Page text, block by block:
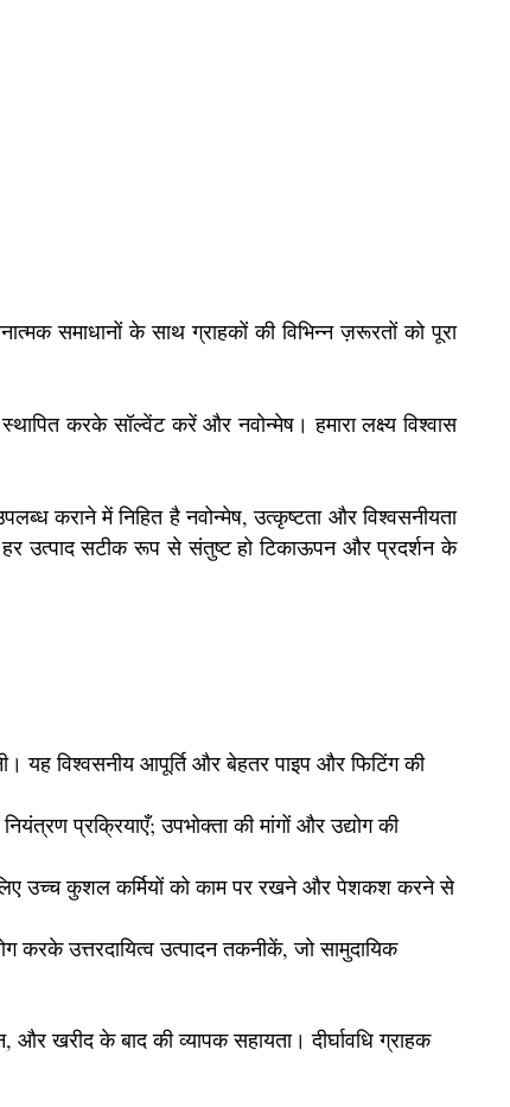
समाधानों के साथ ग्राहकों की विभिन्न ज़रूरतों को पूरा
करके सॉल्वेंट करें और नवोन्मेष। हमारा लक्ष्य विश्वास
कराने में निहित है नवोन्मेष, उत्कृष्टता और विश्वसनीयता
हर उत्पाद सटीक रूप से संतुष्ट हो टिकाऊपन और प्रदर्शन के
यह विश्वसनीय आपूर्ति और बेहतर पाइप और फिटिंग की
प्रक्रियाएँ; उपभोक्ता की मांगों और उद्योग की
उच्च कुशल कर्मियों को काम पर रखने और पेशकश करने से
करके उत्तरदायित्व उत्पादन तकनीकें, जो सामुदायिक
खरीद के बाद की व्यापक सहायता। दीर्घावधि ग्राहक